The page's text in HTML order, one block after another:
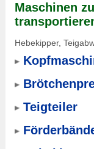
Maschinen
Hebekipper,
Teigteiler